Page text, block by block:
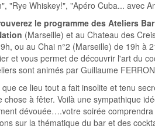
"Rye Whiskey!", "Apéro Cuba... avec
le programme des Ateliers
(Marseille) et au Chateau des
ou au Chai n°2 (Marseille) de 19h à
et vous permet de découvrir l'art du
sont animés par Guillaume
que ce lieu tout a fait insolite et tenu
chose à fêter. Voilà une sympathique
dévouée….votre soirée
sur la thématique du bar et des